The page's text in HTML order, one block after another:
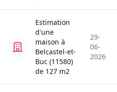
Estimation
d'une
maison à
Belcastel-et-
Buc (11580)
de 127 m2
29-
06-
2026